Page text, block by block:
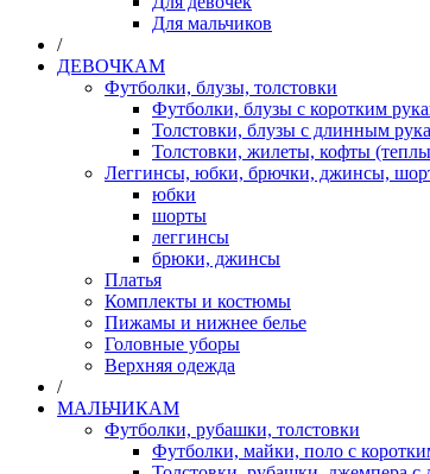
Для мальчиков
/
ДЕВОЧКАМ
Футболки, блузы, толстовки
Футболки, блузы с коротким
Толстовки, блузы с длинным
Толстовки, жилеты, кофты
Леггинсы, юбки, брючки, джинсы,
юбки
шорты
леггинсы
брюки, джинсы
Платья
Комплекты и костюмы
Пижамы и нижнее белье
Головные уборы
Верхняя одежда
/
МАЛЬЧИКАМ
Футболки, рубашки, толстовки
Футболки, майки, поло с